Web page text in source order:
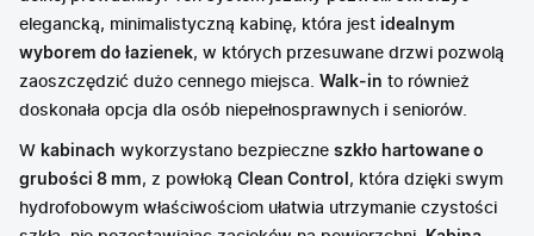
elegancką, minimalistyczną kabinę, która jest idealnym
wyborem do łazienek, w których przesuwane drzwi pozwolą
zaoszczędzić dużo cennego miejsca. Walk-in to również
doskonała opcja dla osób niepełnosprawnych i seniorów.
W kabinach wykorzystano bezpieczne szkło hartowane o
grubości 8 mm, z powłoką Clean Control , która dzięki swym
hydrofobowym właściwościom ułatwia utrzymanie czystości